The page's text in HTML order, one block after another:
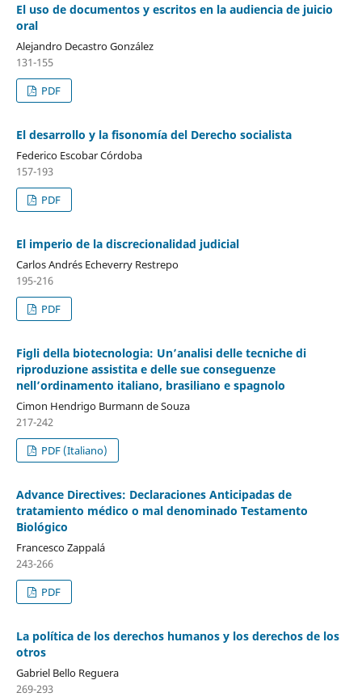
El uso de documentos y escritos en la audiencia de juicio
oral
Alejandro Decastro González
131-155
PDF
El desarrollo y la fisonomía del Derecho socialista
Federico Escobar Córdoba
157-193
PDF
El imperio de la discrecionalidad judicial
Carlos Andrés Echeverry Restrepo
195-216
PDF
Figli della biotecnologia: Un’analisi delle tecniche di
riproduzione assistita e delle sue conseguenze
nell’ordinamento italiano, brasiliano e spagnolo
Cimon Hendrigo Burmann de Souza
217-242
PDF (Italiano)
Advance Directives: Declaraciones Anticipadas de
tratamiento médico o mal denominado Testamento
Biológico
Francesco Zappalá
243-266
PDF
La política de los derechos humanos y los derechos de los
otros
Gabriel Bello Reguera
269-293